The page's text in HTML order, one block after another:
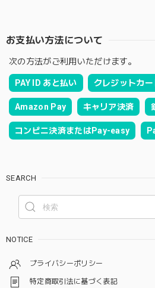
お支払い方法について
次の方法がご利用いただけます。
PAY ID あと払い クレジットカー
Amazon Pay キャリア決済
コンビニ決済またはPay-easy
SEARCH
NOTICE
プライバシーポリシー
特定商取引法に基づく表記